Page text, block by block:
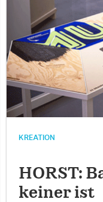
KREATION
HORST:
keiner ist